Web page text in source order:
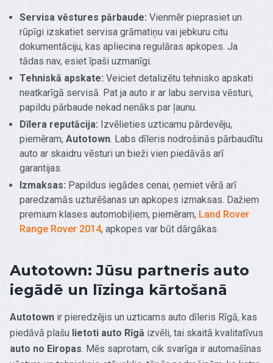
Servisa vēstures pārbaude: Vienmēr pieprasiet un
rūpīgi izskatiet servisa grāmatiņu vai jebkuru citu
dokumentāciju, kas apliecina regulāras apkopes. Ja
tādas nav, esiet īpaši uzmanīgi.
Tehniskā apskate: Veiciet detalizētu tehnisko apskati
neatkarīgā servisā. Pat ja auto ir ar labu servisa vēsturi,
papildu pārbaude nekad nenāks par ļaunu.
Dīlera reputācija: Izvēlieties uzticamu pārdevēju,
piemēram, Autotown. Labs dīleris nodrošinās pārbaudītu
auto ar skaidru vēsturi un bieži vien piedāvās arī
garantijas.
Izmaksas: Papildus iegādes cenai, ņemiet vērā arī
paredzamās uzturēšanas un apkopes izmaksas. Dažiem
premium klases automobiļiem, piemēram, Land Rover
Range Rover 2014, apkopes var būt dārgākas.
Autotown: Jūsu partneris auto
iegādē un līzinga kārtošanā
Autotown ir pieredzējis un uzticams auto dīleris Rīgā, kas
piedāvā plašu lietoti auto Rīgā izvēli, tai skaitā kvalitatīvus
auto no Eiropas. Mēs saprotam, cik svarīga ir automašīnas